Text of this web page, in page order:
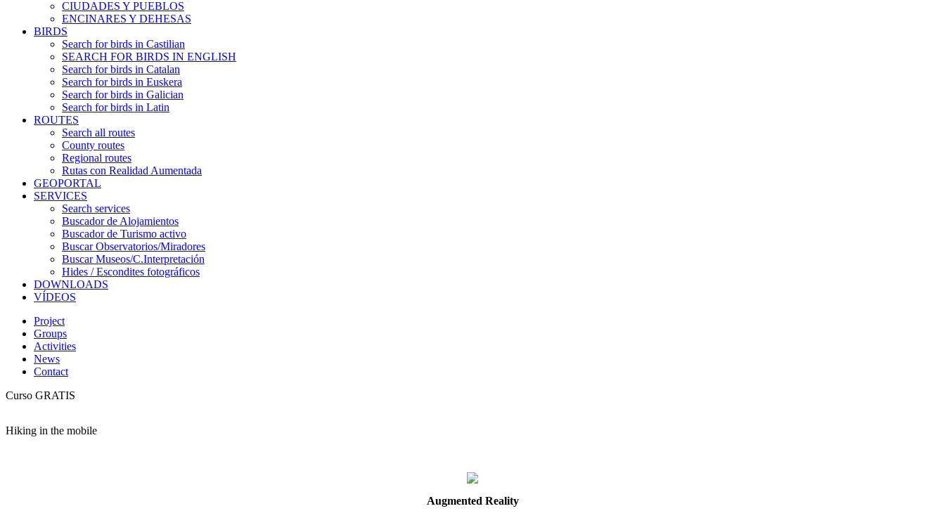
CIUDADES Y PUEBLOS
ENCINARES Y DEHESAS
BIRDS
Search for birds in Castilian
SEARCH FOR BIRDS IN ENGLISH
Search for birds in Catalan
Search for birds in Euskera
Search for birds in Galician
Search for birds in Latin
ROUTES
Search all routes
County routes
Regional routes
Rutas con Realidad Aumentada
GEOPORTAL
SERVICES
Search services
Buscador de Alojamientos
Buscador de Turismo activo
Buscar Observatorios/Miradores
Buscar Museos/C.Interpretación
Hides / Escondites fotográficos
DOWNLOADS
VÍDEOS
Project
Groups
Activities
News
Contact
Curso GRATIS
Hiking in the mobile
Augmented Reality